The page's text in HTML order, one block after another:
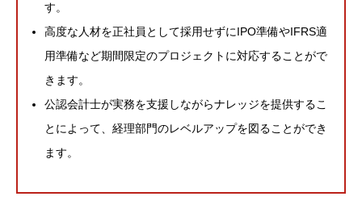
す。
高度な人材を正社員として採用せずにIPO準備やIFRS適
用準備など期間限定のプロジェクトに対応することがで
きます。
公認会計士が実務を支援しながらナレッジを提供するこ
とによって、経理部門のレベルアップを図ることができ
ます。